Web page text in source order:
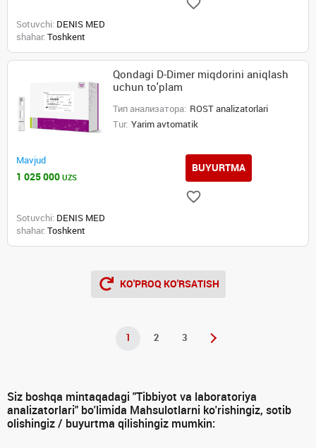
Sotuvchi: DENIS MED
shahar: Toshkent
Qondagi D-Dimer miqdorini aniqlash
uchun to'plam
Тип анализатора: ROST analizatorlari
Tur: Yarim avtomatik
Mavjud
1 025 000 UZS
BUYURTMA
Sotuvchi: DENIS MED
shahar: Toshkent
KO'PROQ KO'RSATISH
1 2 3
Siz boshqa mintaqadagi "Tibbiyot va laboratoriya
analizatorlari" bo'limida Mahsulotlarni ko'rishingiz, sotib
olishingiz / buyurtma qilishingiz mumkin: